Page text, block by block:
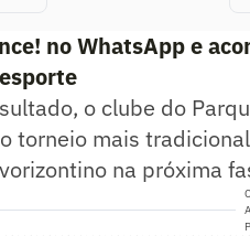
no WhatsApp e
o clube do
torneio mais
na próxima